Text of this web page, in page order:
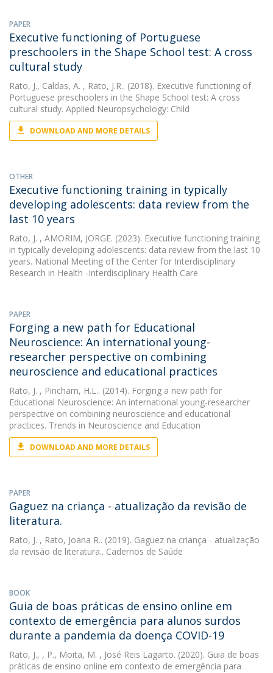
PAPER
Executive functioning of Portuguese
preschoolers in the Shape School test: A cross
cultural study
Rato, J., Caldas, A. , Rato, J.R.. (2018). Executive functioning of
Portuguese preschoolers in the Shape School test: A cross
cultural study. Applied Neuropsychology: Child
DOWNLOAD AND MORE DETAILS
OTHER
Executive functioning training in typically
developing adolescents: data review from the
last 10 years
Rato, J. , AMORIM, JORGE. (2023). Executive functioning training
in typically developing adolescents: data review from the last 10
years. National Meeting of the Center for Interdisciplinary
Research in Health -Interdisciplinary Health Care
PAPER
Forging a new path for Educational
Neuroscience: An international young-
researcher perspective on combining
neuroscience and educational practices
Rato, J. , Pincham, H.L.. (2014). Forging a new path for
Educational Neuroscience: An international young-researcher
perspective on combining neuroscience and educational
practices. Trends in Neuroscience and Education
DOWNLOAD AND MORE DETAILS
PAPER
Gaguez na criança - atualização da revisão de
literatura.
Rato, J. , Rato, Joana R.. (2019). Gaguez na criança - atualização
da revisão de literatura.. Cadernos de Saúde
BOOK
Guia de boas práticas de ensino online em
contexto de emergência para alunos surdos
durante a pandemia da doença COVID-19
Rato, J., , P., Moita, M. , José Reis Lagarto. (2020). Guia de boas
práticas de ensino online em contexto de emergência para